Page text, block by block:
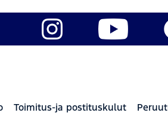
Toimitus-ja postituskulut